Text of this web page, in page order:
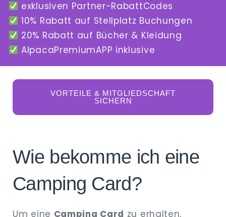
exklusiven Partner-RabattCodes
10% Rabatt auf Stellplatz Buchungen
20% Rabatt auf Bücher & Kleidung
AlpacaPremiumAPP inklusive
VORTEILE & MITGLIEDSCHAFT
SICHERN
Wie bekomme ich eine
Camping Card?
Um eine Camping Card zu erhalten,